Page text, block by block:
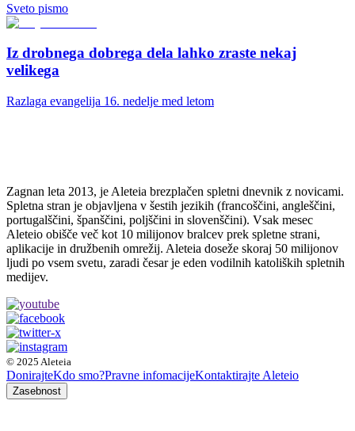
Sveto pismo
Iz drobnega dobrega dela lahko zraste nekaj
velikega
Razlaga evangelija 16. nedelje med letom
Zagnan leta 2013, je Aleteia brezplačen spletni dnevnik z novicami.
Spletna stran je objavljena v šestih jezikih (francoščini, angleščini,
portugalščini, španščini, poljščini in slovenščini). Vsak mesec
Aleteio obišče več kot 10 milijonov bralcev prek spletne strani,
aplikacije in družbenih omrežij. Aleteia doseže skoraj 50 milijonov
ljudi po vsem svetu, zaradi česar je eden vodilnih katoliških spletnih
medijev.
© 2025 Aleteia
DonirajteKdo smo?Pravne infomacijeKontaktirajte Aleteio
Zasebnost